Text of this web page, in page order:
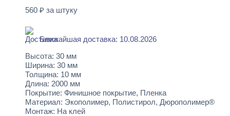
560 ₽ за штуку
Ближайшая доставка: 10.08.2026
Высота: 30 мм
Ширина: 30 мм
Толщина: 10 мм
Длина: 2000 мм
Покрытие: Финишное покрытие, Пленка
Материал: Экополимер, Полистирол, Дюрополимер®
Монтаж: На клей